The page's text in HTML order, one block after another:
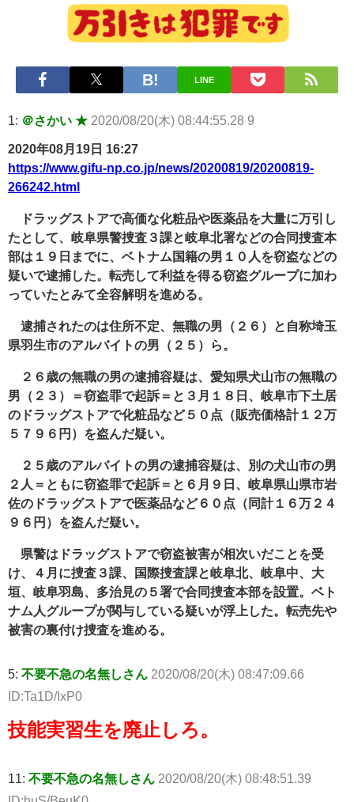
LINE
1: ＠さかい ★ 2020/08/20(木) 08:44:55.28 9
2020年08月19日 16:27
https://www.gifu-np.co.jp/news/20200819/20200819-
266242.html
ドラッグストアで高価な化粧品や医薬品を大量に万引し
たとして、岐阜県警捜査３課と岐阜北署などの合同捜査本
部は１９日までに、ベトナム国籍の男１０人を窃盗などの
疑いで逮捕した。転売して利益を得る窃盗グループに加わ
っていたとみて全容解明を進める。
逮捕されたのは住所不定、無職の男（２６）と自称埼玉
県羽生市のアルバイトの男（２５）ら。
２６歳の無職の男の逮捕容疑は、愛知県犬山市の無職の
男（２３）＝窃盗罪で起訴＝と３月１８日、岐阜市下土居
のドラッグストアで化粧品など５０点（販売価格計１２万
５７９６円）を盗んだ疑い。
２５歳のアルバイトの男の逮捕容疑は、別の犬山市の男
２人＝ともに窃盗罪で起訴＝と６月９日、岐阜県山県市岩
佐のドラッグストアで医薬品など６０点（同計１６万２４
９６円）を盗んだ疑い。
県警はドラッグストアで窃盗被害が相次いだことを受
け、４月に捜査３課、国際捜査課と岐阜北、岐阜中、大
垣、岐阜羽島、多治見の５署で合同捜査本部を設置。ベト
ナム人グループが関与している疑いが浮上した。転売先や
被害の裏付け捜査を進める。
5: 不要不急の名無しさん 2020/08/20(木) 08:47:09.66
ID:Ta1D/IxP0
技能実習生を廃止しろ。
11: 不要不急の名無しさん 2020/08/20(木) 08:48:51.39